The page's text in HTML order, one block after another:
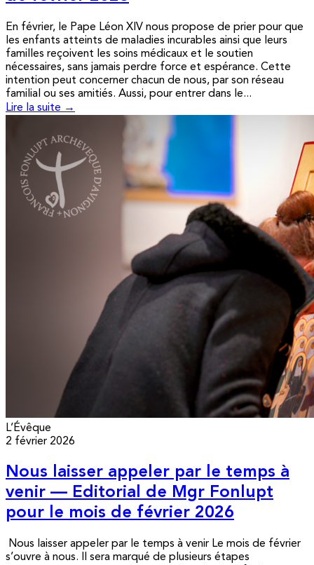
En février, le Pape Léon XIV nous propose de prier pour que
les enfants atteints de maladies incurables ainsi que leurs
familles reçoivent les soins médicaux et le soutien
nécessaires, sans jamais perdre force et espérance. Cette
intention peut concerner chacun de nous, par son réseau
familial ou ses amitiés. Aussi, pour entrer dans le...
Lire la suite →
L’Évêque
2 février 2026
Nous laisser appeler par le temps à
venir — Editorial de Mgr Fonlupt
pour le mois de février 2026
Nous laisser appeler par le temps à venir Le mois de février
s’ouvre à nous. Il sera marqué de plusieurs étapes